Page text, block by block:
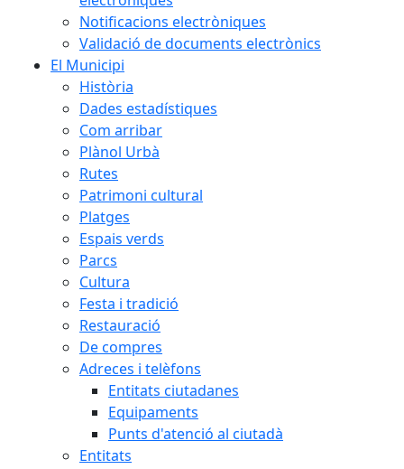
Notificacions electròniques
Validació de documents electrònics
El Municipi
Història
Dades estadístiques
Com arribar
Plànol Urbà
Rutes
Patrimoni cultural
Platges
Espais verds
Parcs
Cultura
Festa i tradició
Restauració
De compres
Adreces i telèfons
Entitats ciutadanes
Equipaments
Punts d'atenció al ciutadà
Entitats